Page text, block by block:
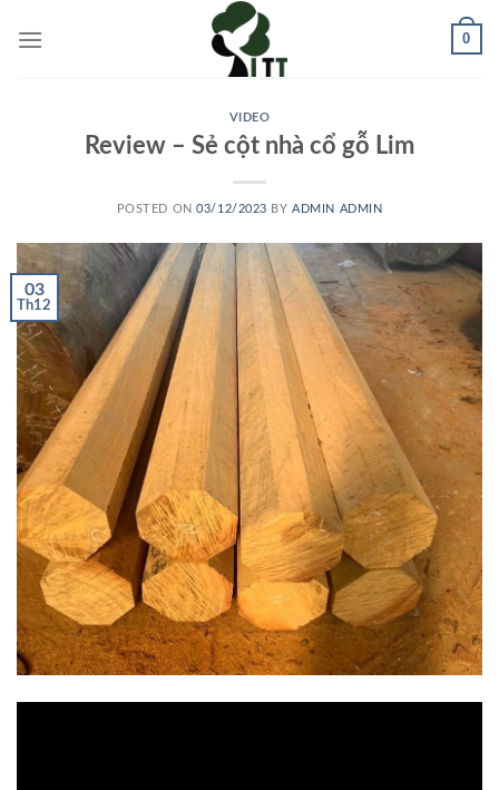
0
VIDEO
Review – Sẻ cột nhà cổ gỗ Lim
POSTED ON03/12/2023 BYADMIN ADMIN
03
Th12